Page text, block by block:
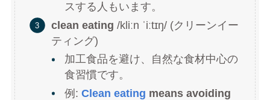
スする人もいます。
clean eating /kliːn ˈiːtɪŋ/ (クリーンイー
ティング)
加工食品を避け、自然な食材中心の
食習慣です。
例:Clean eating means avoiding